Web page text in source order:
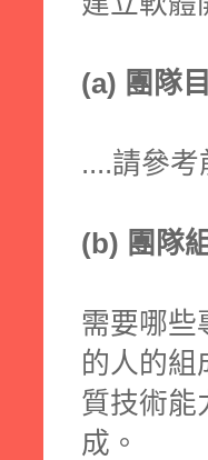
(a) 團隊
....請參考
(b) 團隊
需要哪些
的人的組
質技術能
成。